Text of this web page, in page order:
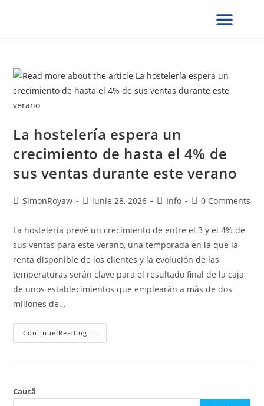
La hostelería espera un
crecimiento de hasta el 4% de
sus ventas durante este verano
SimonRoyaw iunie 28, 2026 Info 0 Comments
La hostelería prevé un crecimiento de entre el 3 y el 4% de
sus ventas para este verano, una temporada en la que la
renta disponible de los clientes y la evolución de las
temperaturas serán clave para el resultado final de la caja
de unos establecimientos que emplearán a más de dos
millones de…
Continue Reading
Caută